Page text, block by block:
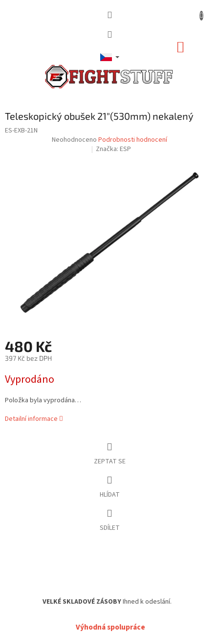
Teleskopický obušek 21"(530mm) nekalený
ES-EXB-21N
Průměrné
Neohodnoceno Podrobnosti hodnocení
Značka:ESP
480 Kč
397 Kč bez DPH
cena:
Vyprodáno
Položka byla vyprodána…
Detailní informace
ZEPTAT SE
HLÍDAT
SDÍLET
VELKÉ SKLADOVÉ ZÁSOBYIhned k odeslání.
Výhodná spolupráce